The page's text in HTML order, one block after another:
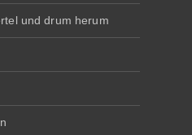
und drum herum